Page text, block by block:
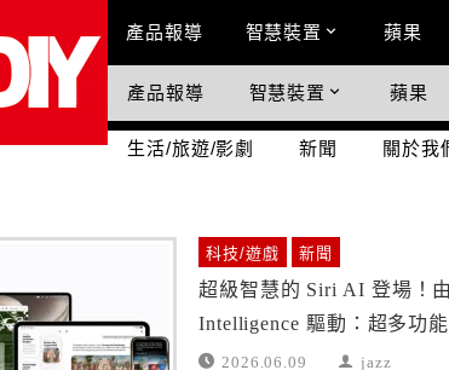
Main Menu
產品報導 智慧裝置 蘋果
國際科技情報
產品報導 智慧裝置 蘋果
生活/旅遊/影劇 新聞 關於我
科技/遊戲 新聞
超級智慧的 Siri AI 登場！
Intelligence 驅動：超多功
2026.06.09 jazz